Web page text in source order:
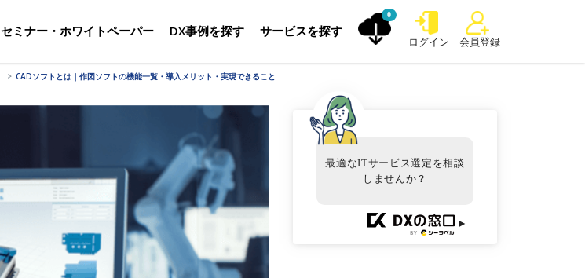
セミナー・ホワイトペーパー DX事例を探す サービスを探す
0
ログイン 会員登録
CADソフトとは｜作図ソフトの機能一覧・導入メリット・実現できること
最適なITサービス選定を相談
しませんか？
►